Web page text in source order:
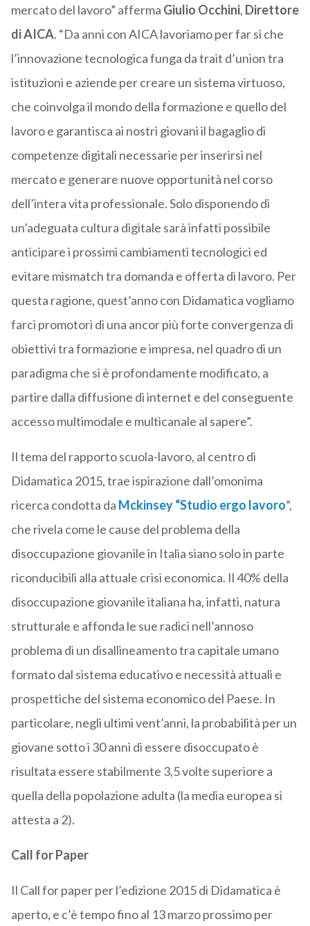
mercato del lavoro” afferma Giulio Occhini, Direttore
di AICA. “Da anni con AICA lavoriamo per far sì che
l’innovazione tecnologica funga da trait d’union tra
istituzioni e aziende per creare un sistema virtuoso,
che coinvolga il mondo della formazione e quello del
lavoro e garantisca ai nostri giovani il bagaglio di
competenze digitali necessarie per inserirsi nel
mercato e generare nuove opportunità nel corso
dell’intera vita professionale. Solo disponendo di
un’adeguata cultura digitale sarà infatti possibile
anticipare i prossimi cambiamenti tecnologici ed
evitare mismatch tra domanda e offerta di lavoro. Per
questa ragione, quest’anno con Didamatica vogliamo
farci promotori di una ancor più forte convergenza di
obiettivi tra formazione e impresa, nel quadro di un
paradigma che si è profondamente modificato, a
partire dalla diffusione di internet e del conseguente
accesso multimodale e multicanale al sapere”.
Il tema del rapporto scuola-lavoro, al centro di
Didamatica 2015, trae ispirazione dall’omonima
ricerca condotta da Mckinsey “Studio ergo lavoro”,
che rivela come le cause del problema della
disoccupazione giovanile in Italia siano solo in parte
riconducibili alla attuale crisi economica. Il 40% della
disoccupazione giovanile italiana ha, infatti, natura
strutturale e affonda le sue radici nell’annoso
problema di un disallineamento tra capitale umano
formato dal sistema educativo e necessità attuali e
prospettiche del sistema economico del Paese. In
particolare, negli ultimi vent’anni, la probabilità per un
giovane sotto i 30 anni di essere disoccupato è
risultata essere stabilmente 3,5 volte superiore a
quella della popolazione adulta (la media europea si
attesta a 2).
Call for Paper
Il Call for paper per l’edizione 2015 di Didamatica è
aperto, e c’è tempo fino al 13 marzo prossimo per